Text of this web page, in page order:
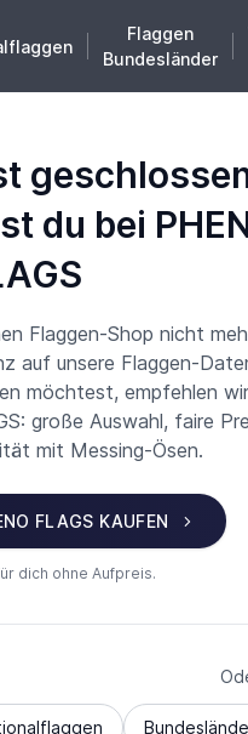
Flaggen
Bundesländer
du bei
Flaggen-Shop nicht
auf unsere Flaggen-
möchtest, empfehlen
große Auswahl, faire
mit Messing-Ösen.
FLAGS KAUFEN
dich ohne Aufpreis.